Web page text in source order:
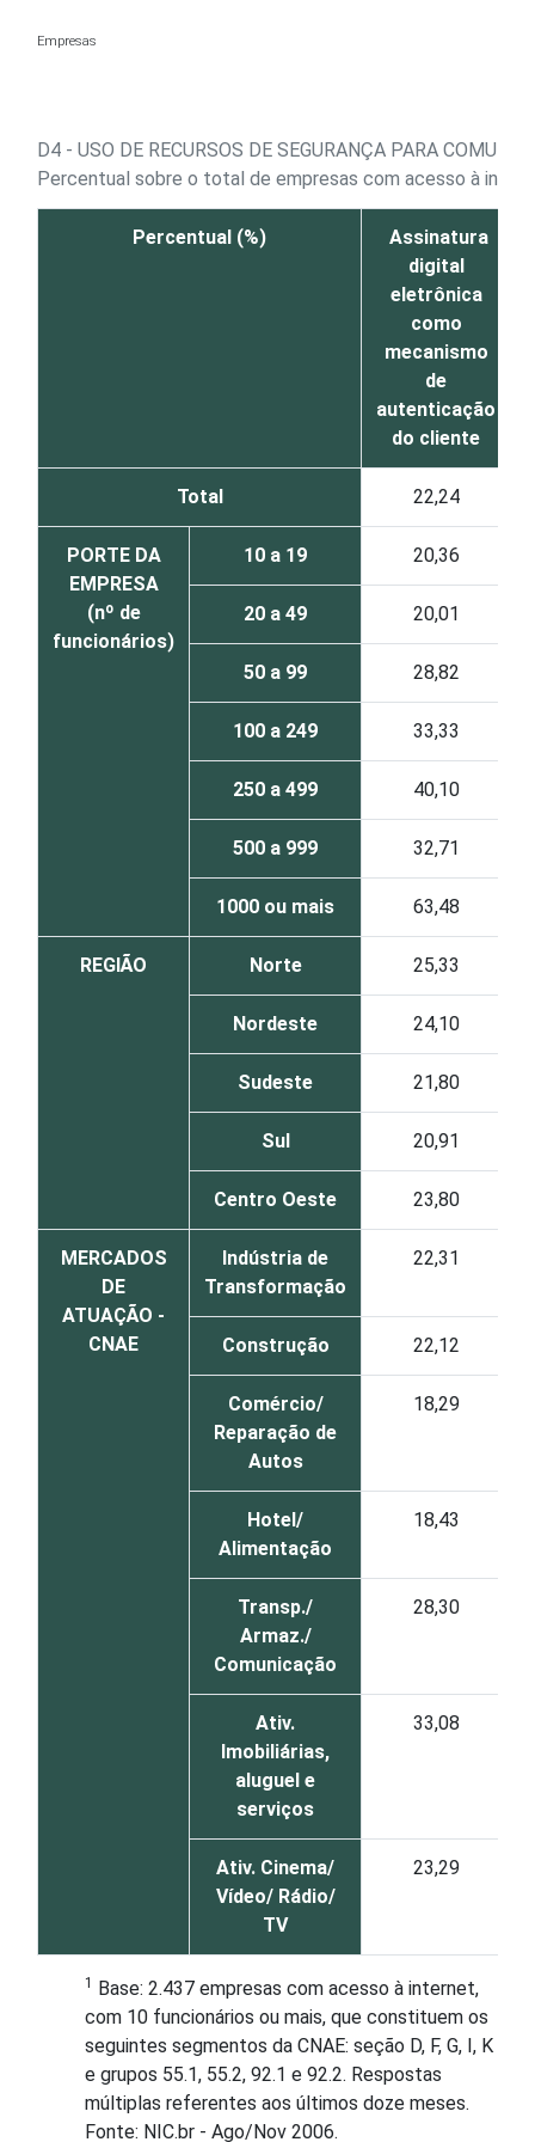
Empresas
D4 - USO DE RECURSOS DE SEGURANÇA PARA
Percentual sobre o total de empresas com acesso à
Percentual (%)
Assinatura
digital
eletrônica
como
mecanismo
de
autenticação
do cliente
Total 22,24
PORTE DA
EMPRESA
(nº de
funcionários)
10 a 19 20,36
20 a 49 20,01
50 a 99 28,82
100 a 249 33,33
250 a 499 40,10
500 a 999 32,71
1000 ou mais 63,48
REGIÃO Norte 25,33
Nordeste 24,10
Sudeste 21,80
Sul 20,91
Centro Oeste 23,80
MERCADOS
DE
ATUAÇÃO -
CNAE
Indústria de
Transformação
22,31
Construção 22,12
Comércio/
Reparação de
Autos
18,29
Hotel/
Alimentação
18,43
Transp./
Armaz./
Comunicação
28,30
Ativ.
Imobiliárias,
aluguel e
serviços
33,08
Ativ. Cinema/
Vídeo/ Rádio/
TV
23,29
1 Base: 2.437 empresas com acesso à internet,
com 10 funcionários ou mais, que constituem os
seguintes segmentos da CNAE: seção D, F, G, I, K
e grupos 55.1, 55.2, 92.1 e 92.2. Respostas
múltiplas referentes aos últimos doze meses.
Fonte: NIC.br - Ago/Nov 2006.